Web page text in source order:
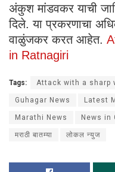
अंकुश मांडवकर याची
दिले. या प्रकरणाचा
वाळुंजकर करत आहेत.
in Ratnagiri
Tags: Attack with a sharp
Guhagar News Latest
Marathi News News in
मराठी बातम्या लोकल न्युज